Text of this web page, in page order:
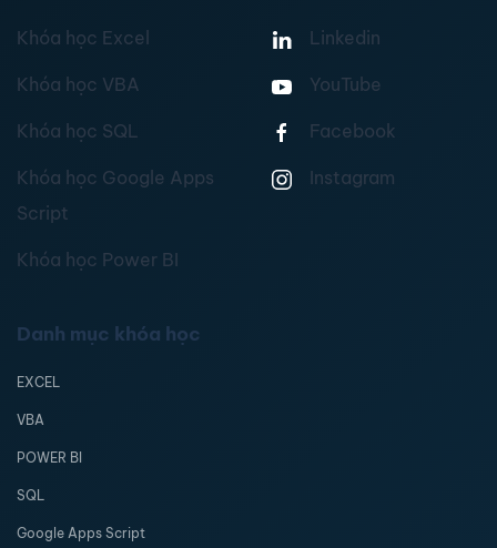
Khóa học Excel
Khóa học VBA
Khóa học SQL
Khóa học Google Apps
Script
Khóa học Power BI
Linkedin
YouTube
Facebook
Instagram
Danh mục khóa học
EXCEL
VBA
POWER BI
SQL
Google Apps Script